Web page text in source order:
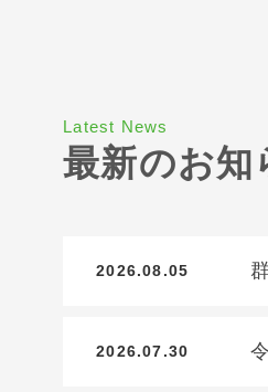
Latest News
最新のお知
2026.08.05
2026.07.30